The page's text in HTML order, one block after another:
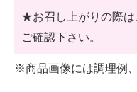
★お召し上がりの際は
ご確認下さい。
※商品画像には調理例